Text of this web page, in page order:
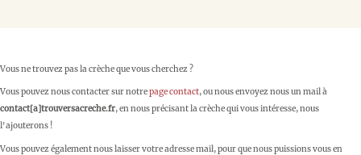
Vous ne trouvez pas la crèche que vous cherchez ?
Vous pouvez nous contacter sur notrepage contact, ou nous envoyez nous un mail à
contact[a]trouversacreche.fr, en nous précisant la crèche qui vous intéresse, nous
l'ajouterons !
Vous pouvez également nous laisser votre adresse mail, pour que nous puissions vous en